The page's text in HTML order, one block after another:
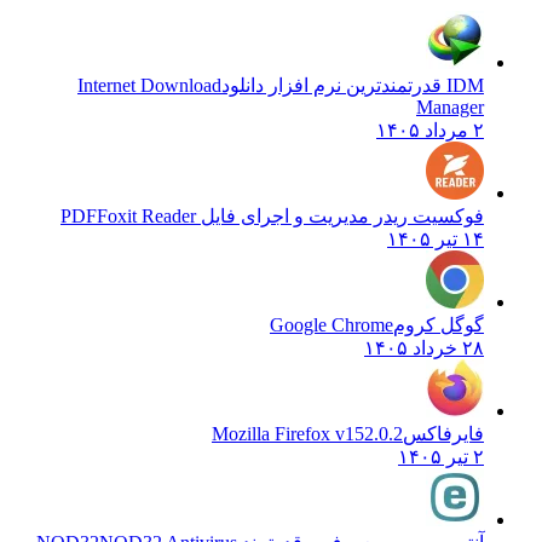
Internet Download
Manager
فوکسیت ریدر مدیریت و اجرای فایل PDFFoxit Reader
گوگل کروم Google Chrome
فایرفاکس Mozilla Firefox v152.0.2